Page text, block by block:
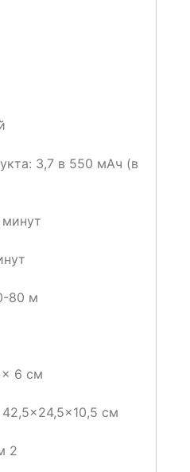
3,7 в 550 мАч (в
80 м
× 6 см
см
2